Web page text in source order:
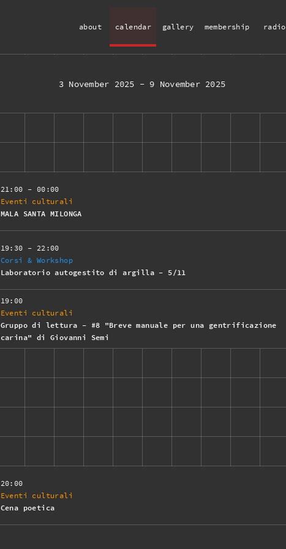
about calendar gallery membership radio
3 November 2025 - 9 November 2025
21:00 - 00:00
Eventi culturali
MALA SANTA MILONGA
19:30 - 22:00
Corsi & Workshop
Laboratorio autogestito di argilla - 5/11
19:00
Eventi culturali
Gruppo di lettura - #8 "Breve manuale per una gentrificazione
carina" di Giovanni Semi
20:00
Eventi culturali
Cena poetica